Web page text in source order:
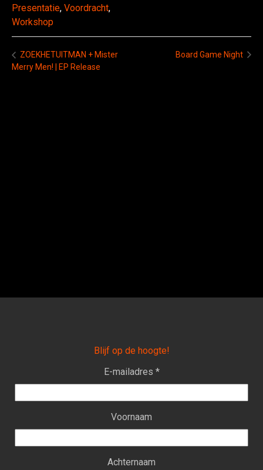
Presentatie, Voordracht,
Workshop
ZOEKHETUITMAN + Mister
Merry Men! | EP Release
Board Game Night
Blijf op de hoogte!
E-mailadres *
Voornaam
Achternaam